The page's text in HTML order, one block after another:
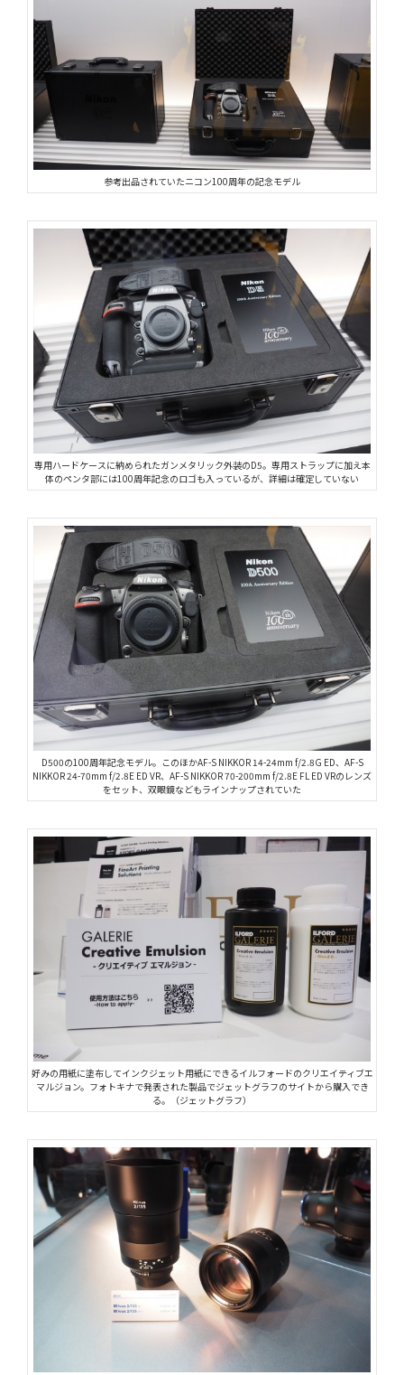
参考出品されていたニコン100周年の記念モデル
専用ハードケースに納められたガンメタリック外装のD5。専用ストラップに加え本
体のペンタ部には100周年記念のロゴも入っているが、詳細は確定していない
D500の100周年記念モデル。このほかAF-S NIKKOR 14-24mm f/2.8G ED、AF-S
NIKKOR 24-70mm f/2.8E ED VR、AF-S NIKKOR 70-200mm f/2.8E FL ED VRのレンズ
をセット、双眼鏡などもラインナップされていた
好みの用紙に塗布してインクジェット用紙にできるイルフォードのクリエイティブエ
マルジョン。フォトキナで発表された製品でジェットグラフのサイトから購入でき
る。（ジェットグラフ）